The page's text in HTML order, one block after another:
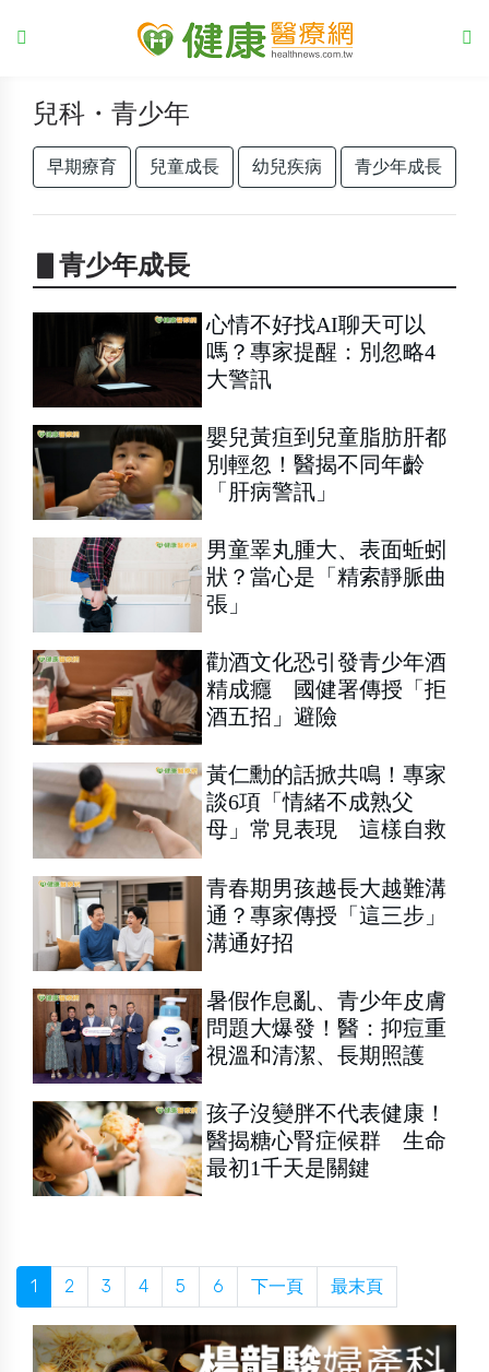
兒科・青少年
早期療育 兒童成長 幼兒疾病 青少年成長
▋青少年成長
心情不好找AI聊天可以
嗎？專家提醒：別忽略4
大警訊
嬰兒黃疸到兒童脂肪肝都
別輕忽！醫揭不同年齡
「肝病警訊」
男童睪丸腫大、表面蚯蚓
狀？當心是「精索靜脈曲
張」
勸酒文化恐引發青少年酒
精成癮 國健署傳授「拒
酒五招」避險
黃仁勳的話掀共鳴！專家
談6項「情緒不成熟父
母」常見表現 這樣自救
青春期男孩越長大越難溝
通？專家傳授「這三步」
溝通好招
暑假作息亂、青少年皮膚
問題大爆發！醫：抑痘重
視溫和清潔、長期照護
孩子沒變胖不代表健康！
醫揭糖心腎症候群 生命
最初1千天是關鍵
1 2 3 4 5 6 下一頁 最末頁